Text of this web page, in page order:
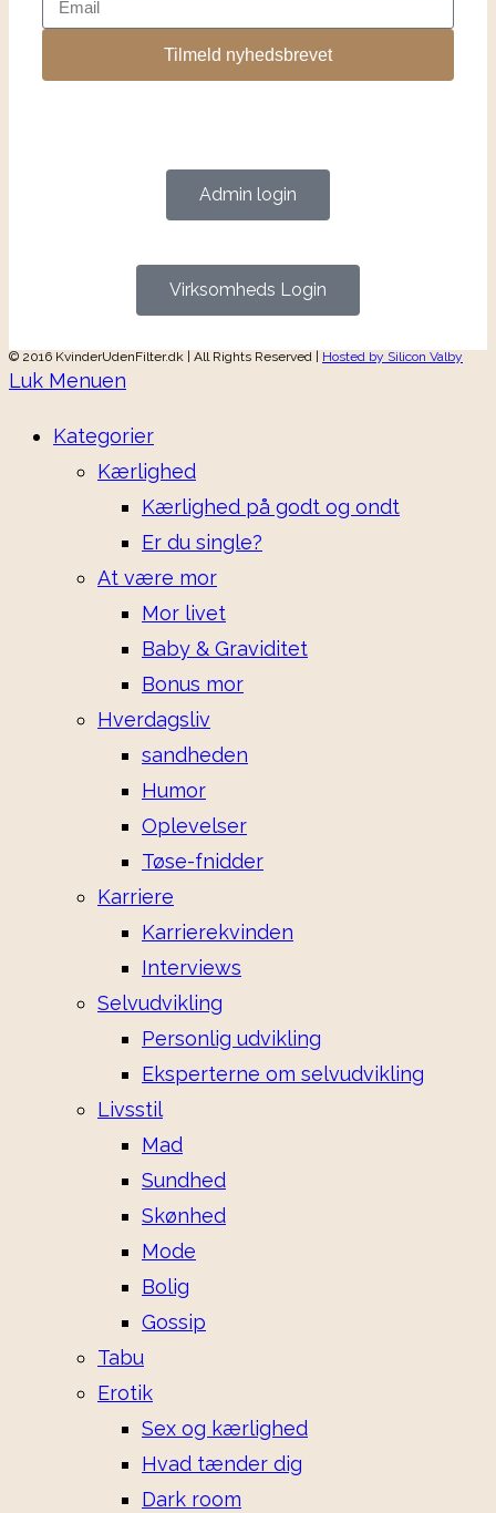
Tilmeld nyhedsbrevet
Virksomheds Login
Admin login
© 2016 KvinderUdenFilter.dk | All Rights Reserved | Hosted by Silicon Valby
Luk Menuen
Kategorier
Kærlighed
Kærlighed på godt og ondt
Er du single?
At være mor
Mor livet
Baby & Graviditet
Bonus mor
Hverdagsliv
sandheden
Humor
Oplevelser
Tøse-fnidder
Karriere
Karrierekvinden
Interviews
Selvudvikling
Personlig udvikling
Eksperterne om selvudvikling
Livsstil
Mad
Sundhed
Skønhed
Mode
Bolig
Gossip
Tabu
Erotik
Sex og kærlighed
Hvad tænder dig
Dark room